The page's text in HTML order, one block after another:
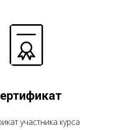
участника курса